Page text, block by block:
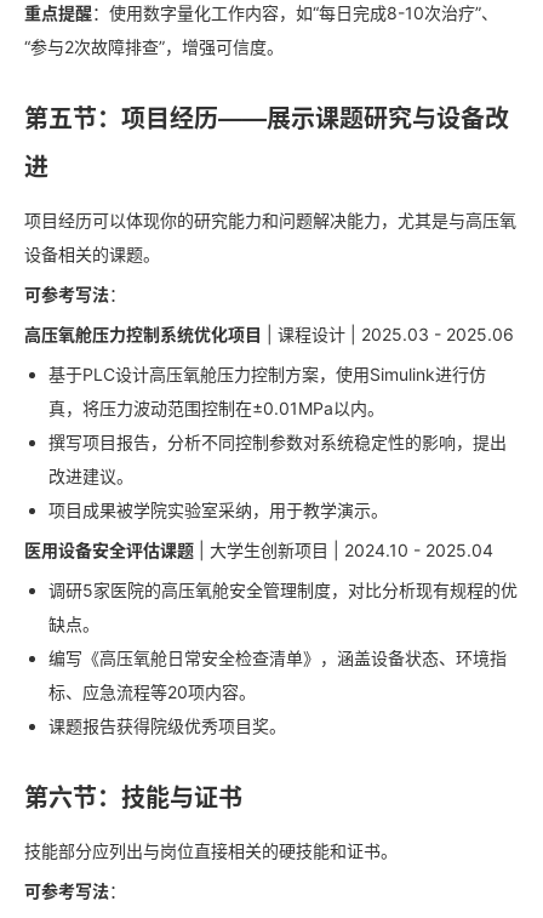
重点提醒：使用数字量化工作内容，如“每日完成8-10次治疗”、
“参与2次故障排查”，增强可信度。
第五节：项目经历——展示课题研究与设备改
进
项目经历可以体现你的研究能力和问题解决能力，尤其是与高压氧
设备相关的课题。
可参考写法：
高压氧舱压力控制系统优化项目
| 课程设计 | 2025.03 - 2025.06
基于PLC设计高压氧舱压力控制方案，使用Simulink进行仿
真，将压力波动范围控制在±0.01MPa以内。
撰写项目报告，分析不同控制参数对系统稳定性的影响，提出
改进建议。
项目成果被学院实验室采纳，用于教学演示。
医用设备安全评估课题 | 大学生创新项目 | 2024.10 - 2025.04
调研5家医院的高压氧舱安全管理制度，对比分析现有规程的优
缺点。
编写《高压氧舱日常安全检查清单》，涵盖设备状态、环境指
标、应急流程等20项内容。
课题报告获得院级优秀项目奖。
第六节：技能与证书
技能部分应列出与岗位直接相关的硬技能和证书。
可参考写法：